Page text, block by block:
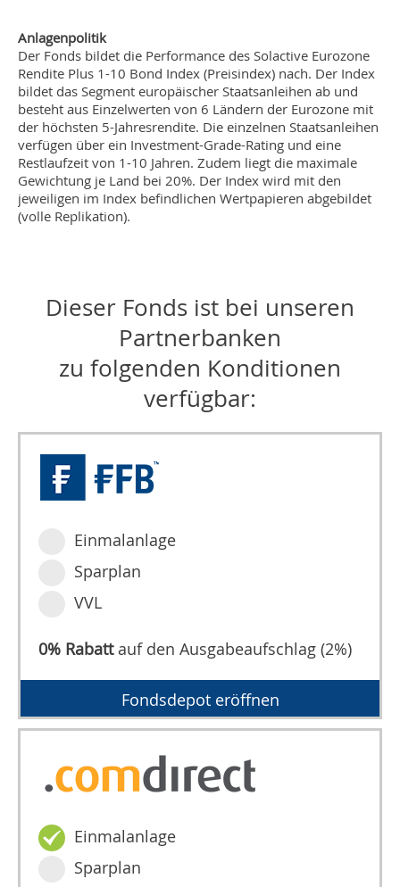
Anlagenpolitik
Der Fonds bildet die Performance des Solactive Eurozone
Rendite Plus 1-10 Bond Index (Preisindex) nach. Der Index
bildet das Segment europäischer Staatsanleihen ab und
besteht aus Einzelwerten von 6 Ländern der Eurozone mit
der höchsten 5-Jahresrendite. Die einzelnen Staatsanleihen
verfügen über ein Investment-Grade-Rating und eine
Restlaufzeit von 1-10 Jahren. Zudem liegt die maximale
Gewichtung je Land bei 20%. Der Index wird mit den
jeweiligen im Index befindlichen Wertpapieren abgebildet
(volle Replikation).
Dieser Fonds ist bei unseren
Partnerbanken
zu folgenden Konditionen
verfügbar:
Einmalanlage
Sparplan
VVL
0% Rabattauf den Ausgabeaufschlag (2%)
Fondsdepot eröffnen
Einmalanlage
Sparplan